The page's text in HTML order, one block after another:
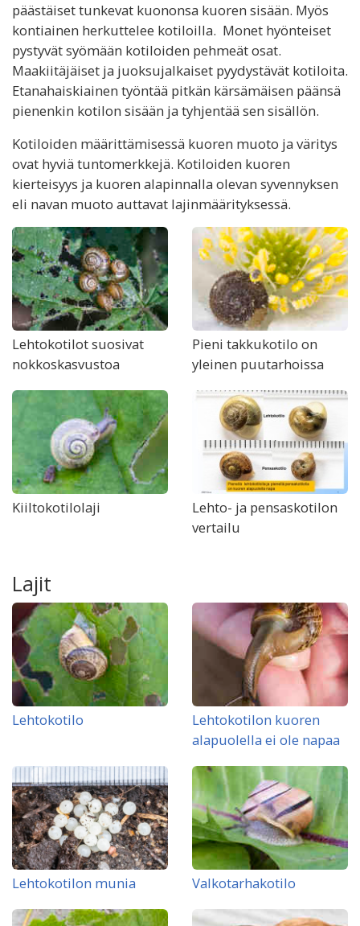
päästäiset tunkevat kuononsa kuoren sisään. Myös
kontiainen herkuttelee kotiloilla. Monet hyönteiset
pystyvät syömään kotiloiden pehmeät osat.
Maakiitäjäiset ja juoksujalkaiset pyydystävät kotiloita.
Etanahaiskiainen työntää pitkän kärsämäisen päänsä
pienenkin kotilon sisään ja tyhjentää sen sisällön.
Kotiloiden määrittämisessä kuoren muoto ja väritys
ovat hyviä tuntomerkkejä. Kotiloiden kuoren
kierteisyys ja kuoren alapinnalla olevan syvennyksen
eli navan muoto auttavat lajinmäärityksessä.
Lehtokotilot suosivat
nokkoskasvustoa
Pieni takkukotilo on
yleinen puutarhoissa
Kiiltokotilolaji
Lehto- ja pensaskotilon
vertailu
Lajit
Lehtokotilo
Lehtokotilon kuoren
alapuolella ei ole napaa
Lehtokotilon munia Valkotarhakotilo